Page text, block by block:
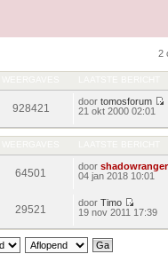
2
928421
door tomosforum
21 okt 2000 02:01
64501
door shadowranger
04 jan 2018 10:01
29521
door Timo
Bekijk
bericht
19 nov 2011 17:39